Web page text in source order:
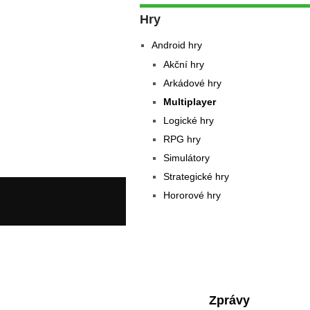
Hry
Android hry
Akční hry
Arkádové hry
Multiplayer
Logické hry
RPG hry
Simulátory
Strategické hry
Hororové hry
Zprávy